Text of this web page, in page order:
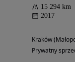
15 294 km
2017
Kraków
Prywatny